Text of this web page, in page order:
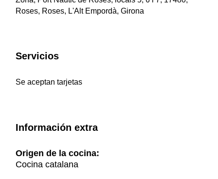
Roses, Roses, L'Alt Empordà, Girona
Servicios
Se aceptan tarjetas
Información extra
Origen de la cocina:
Cocina catalana